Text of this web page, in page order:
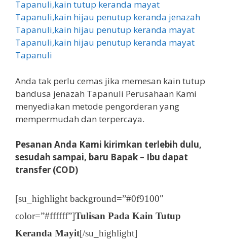
Anda tak perlu cemas jika memesan kain tutup
bandusa jenazah Tapanuli Perusahaan Kami
menyediakan metode pengorderan yang
mempermudah dan terpercaya.
Pesanan Anda Kami kirimkan terlebih dulu,
sesudah sampai, baru Bapak – Ibu dapat
transfer (COD)
[su_highlight background=”#0f9100″
color=”#ffffff”]Tulisan Pada Kain Tutup
Keranda Mayit[/su_highlight]